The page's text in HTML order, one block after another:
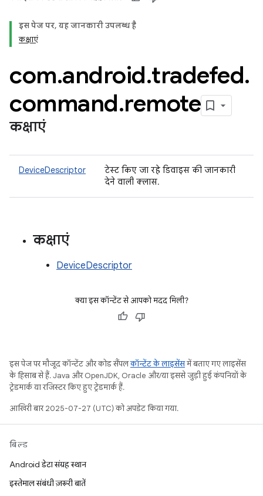
इस पेज पर, यह जानकारी उपलब्ध है
कक्षाएं
com.android.tradefed.
command.remote
कक्षाएं
DeviceDescriptor
टेस्ट किए जा रहे डिवाइस की जानकारी
देने वाली क्लास.
कक्षाएं
DeviceDescriptor
क्या इस कॉन्टेंट से आपको मदद मिली?
इस पेज पर मौजूद कॉन्टेंट और कोड सैंपलकॉन्टेंट के लाइसेंसमें बताए गए लाइसेंस
के हिसाब से हैं. Java और OpenJDK, Oracle और/या इससे जुड़ी हुई कंपनियों के
ट्रेडमार्क या रजिस्टर किए हुए ट्रेडमार्क हैं.
आखिरी बार 2025-07-27 (UTC) को अपडेट किया गया.
बिल्ड
Android डेटा संग्रह स्थान
इस्तेमाल संबंधी ज़रूरी बातें